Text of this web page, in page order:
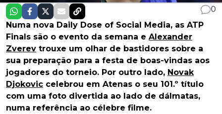
0
Numa nova Daily Dose of Social Media, as ATP
Finals são o evento da semana e Alexander
Zverev trouxe um olhar de bastidores sobre a
sua preparação para a festa de boas-vindas aos
jogadores do torneio. Por outro lado, Novak
Djokovic celebrou em Atenas o seu 101.º título
com uma foto divertida ao lado de dálmatas,
numa referência ao célebre filme.